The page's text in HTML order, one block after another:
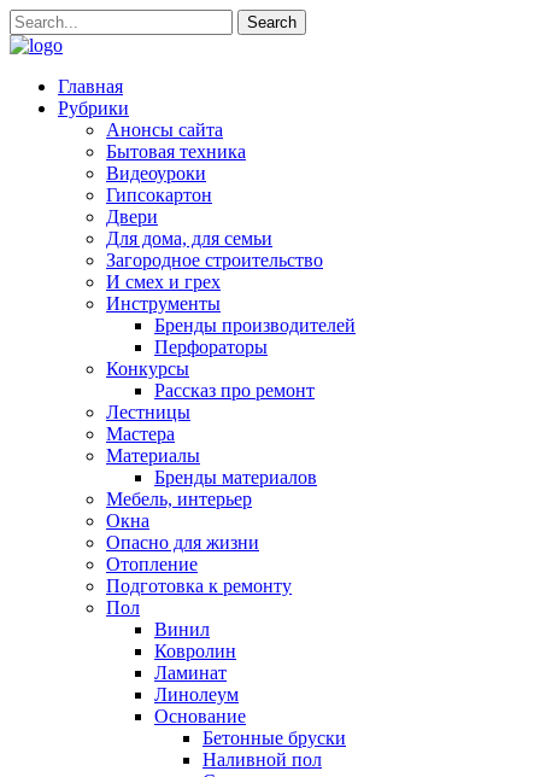
Главная
Рубрики
Анонсы сайта
Бытовая техника
Видеоуроки
Гипсокартон
Двери
Для дома, для семьи
Загородное строительство
И смех и грех
Инструменты
Бренды производителей
Перфораторы
Конкурсы
Рассказ про ремонт
Лестницы
Мастера
Материалы
Бренды материалов
Мебель, интерьер
Окна
Опасно для жизни
Отопление
Подготовка к ремонту
Пол
Винил
Ковролин
Ламинат
Линолеум
Основание
Бетонные бруски
Наливной пол